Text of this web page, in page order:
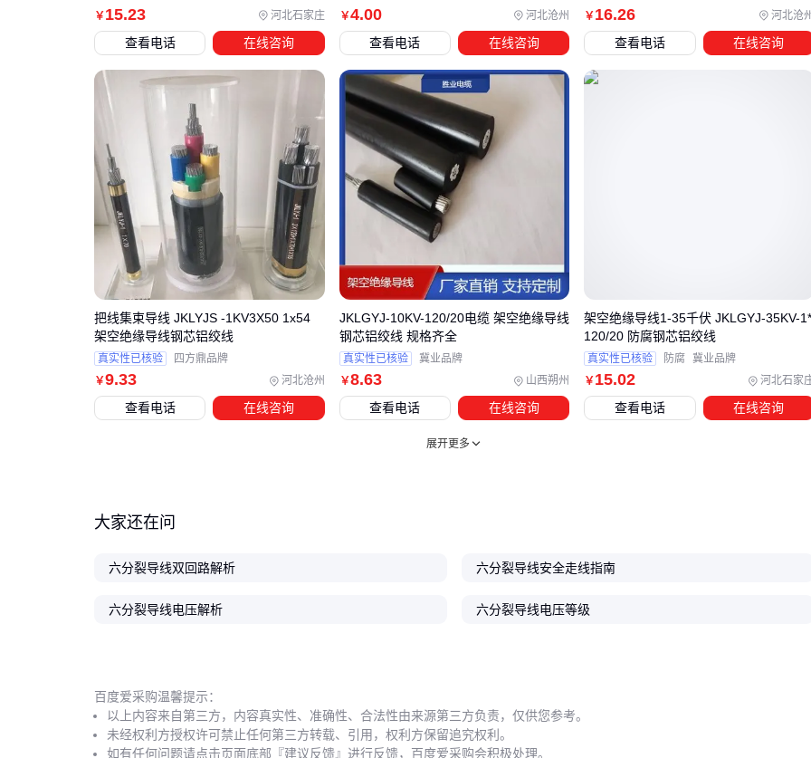
四、六分裂导线系统需要哪些关键配套组件？
选购六分裂导线后，配套组件的适配性往往被低估。导线悬垂
线夹
和耐张线夹的材质选择直接影响长期抗风振性能，铝合
金或不锈钢材质需根据环境腐蚀程度匹配。 配套的
不仅需要承受机械应力，其绝缘性能还需与线路电压等级匹
配，避免因局部放电引发隐患。
在动态监测方面，
其测量精度直接关系到线路安全距离。选择时需关注观测方法
兼容性（如异长法和平行四边形法），以及是否支持带电作业
环境。
对于多风区域，防舞动装置应作为必选项。这类设备通过实时
监测导线摆动幅度和频率，可提前预警舞动风险。选择时需重
点考虑供电方式（太阳能或蓄电池）和数据传输稳定性，确保
在恶劣天气下仍能持续工作。
五、安装后哪些细节最容易被忽视？
六分裂导线的架设张力控制比单导线更复杂，需采用专用张力
容易出现电解腐蚀，在潮湿地区应缩短巡检周期。同时
化后需及时更换。
六分裂导线的选型本质是系统匹配问题：先根据输送容量和环
境条件确定导线参数，再选择兼容的悬垂线夹、间隔棒等配套
￥15.23 河北石家庄
查看电话 在线咨询
￥4.00 河北沧州
查看电话 在线咨询
￥16.26 河北沧
查看电话 在线咨询
￥9.33 河北沧州
把线集束导线 JKLYJS -1KV3X50 1x54
架空绝缘导线钢芯铝绞线
真实性已核验 四方鼎品牌
查看电话 在线咨询
￥8.63 山西朔州
JKLGYJ-10KV-120/20电缆 架空绝缘导线
钢芯铝绞线 规格齐全
真实性已核验 冀业品牌
查看电话 在线咨询
￥ 15.02 河北石家
架空绝缘导线1-35千伏 JKLGYJ-35KV-
120/20 防腐钢芯铝绞线
真实性已核验 防腐 冀业品牌
查看电话 在线咨询
展开更多
大家还在问
六分裂导线双回路解析 六分裂导线安全走线指南
六分裂导线电压解析 六分裂导线电压等级
百度爱采购温馨提示：
以上内容来自第三方，内容真实性、准确性、合法性由来源第三方负责，仅供您参考。
未经权利方授权许可禁止任何第三方转载、引用，权利方保留追究权利。
如有任何问题请点击页面底部『建议反馈』进行反馈，百度爱采购会积极处理。